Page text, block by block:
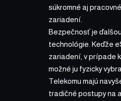
súkromné aj
zariadení.
Bezpečnosť je
technológie. Keďže
zariadení, v prípade
možné ju fyzicky
Telekomu majú
tradičné postupy na